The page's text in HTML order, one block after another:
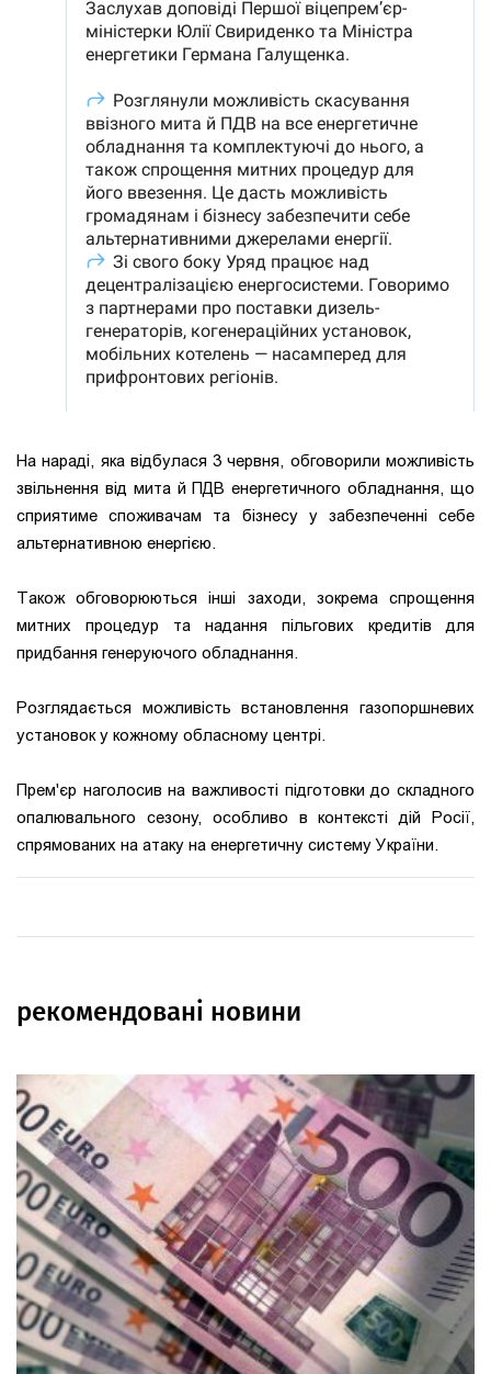
На нараді, яка відбулася 3 червня, обговорили можливість
звільнення від мита й ПДВ енергетичного обладнання, що
сприятиме споживачам та бізнесу у забезпеченні себе
альтернативною енергією.
Також обговорюються інші заходи, зокрема спрощення
митних процедур та надання пільгових кредитів для
придбання генеруючого обладнання.
Розглядається можливість встановлення газопоршневих
установок у кожному обласному центрі.
Прем'єр наголосив на важливості підготовки до складного
опалювального сезону, особливо в контексті дій Росії,
спрямованих на атаку на енергетичну систему України.
рекомендовані новини